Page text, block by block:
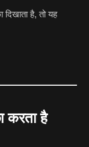
दिखाता है, तो यह
करता है